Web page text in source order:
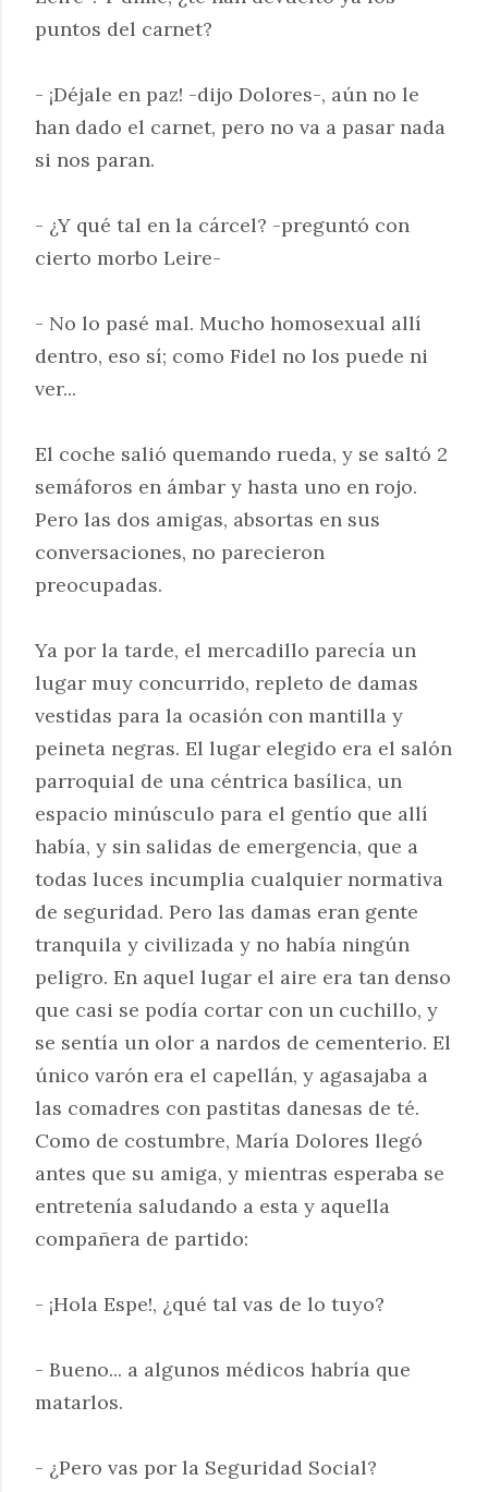
puntos del carnet?
- ¡Déjale en paz! -dijo Dolores-, aún no le
han dado el carnet, pero no va a pasar nada
si nos paran.
- ¿Y qué tal en la cárcel? -preguntó con
cierto morbo Leire-
- No lo pasé mal. Mucho homosexual allí
dentro, eso sí; como Fidel no los puede ni
ver...
El coche salió quemando rueda, y se saltó 2
semáforos en ámbar y hasta uno en rojo.
Pero las dos amigas, absortas en sus
conversaciones, no parecieron
preocupadas.
Ya por la tarde, el mercadillo parecía un
lugar muy concurrido, repleto de damas
vestidas para la ocasión con mantilla y
peineta negras. El lugar elegido era el salón
parroquial de una céntrica basílica, un
espacio minúsculo para el gentío que allí
había, y sin salidas de emergencia, que a
todas luces incumplia cualquier normativa
de seguridad. Pero las damas eran gente
tranquila y civilizada y no había ningún
peligro. En aquel lugar el aire era tan denso
que casi se podía cortar con un cuchillo, y
se sentía un olor a nardos de cementerio. El
único varón era el capellán, y agasajaba a
las comadres con pastitas danesas de té.
Como de costumbre, María Dolores llegó
antes que su amiga, y mientras esperaba se
entretenía saludando a esta y aquella
compañera de partido:
- ¡Hola Espe!, ¿qué tal vas de lo tuyo?
- Bueno... a algunos médicos habría que
matarlos.
- ¿Pero vas por la Seguridad Social?